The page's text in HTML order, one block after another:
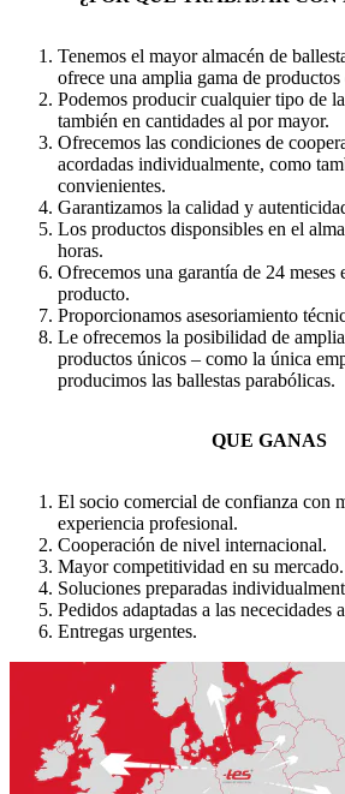
Tenemos el mayor almacén de
ofrece una amplia gama de
Podemos producir cualquier tipo de
también en cantidades al por mayor.
Ofrecemos las condiciones de
acordadas individualmente, como
convienientes.
Garantizamos la calidad y
Los productos disponsibles en el
horas.
Ofrecemos una garantía de 24 meses
producto.
Proporcionamos asesoriamiento
Le ofrecemos la posibilidad de
productos únicos – como la única
producimos las ballestas parabólicas.
QUE GANAS
El socio comercial de confianza con
experiencia profesional.
Cooperación de nivel internacional.
Mayor competitividad en su mercado.
Soluciones preparadas
Pedidos adaptadas a las nececidades
Entregas urgentes.